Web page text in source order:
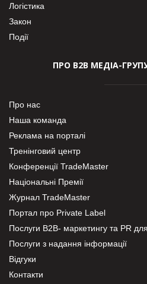
Логістика
Закон
Події
ПРО В2В МЕДІА-ГРУПУ
Про нас
Наша команда
Реклама на порталі
Тренінговий центр
Конференції TradeMaster
Національні Премії
Журнал TradeMaster
Портал про Private Label
Послуги В2В- маркетингу та PR для
Послуги з надання інформації
Відгуки
Контакти